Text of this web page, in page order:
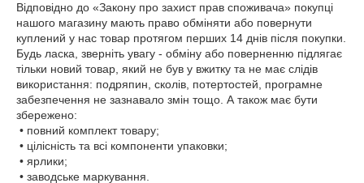
Відповідно до «Закону про захист прав споживача» покупці
нашого магазину мають право обміняти або повернути
куплений у нас товар протягом перших 14 днів після покупки.
Будь ласка, зверніть увагу - обміну або поверненню підлягає
тільки новий товар, який не був у вжитку та не має слідів
використання: подряпин, сколів, потертостей, програмне
забезпечення не зазнавало змін тощо. А також має бути
збережено: